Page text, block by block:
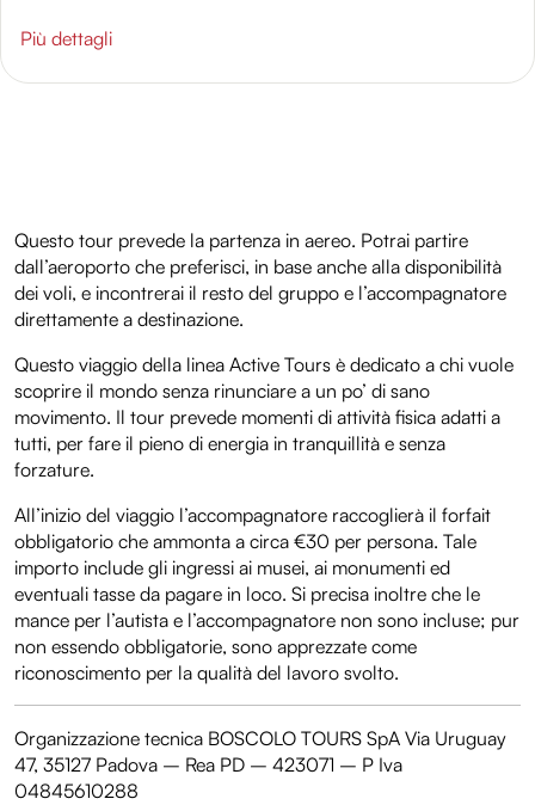
nostri partner che si occupano di analisi dei dati web,
Più dettagli
Questo tour prevede la partenza in aereo. Potrai partire
dall’aeroporto che preferisci, in base anche alla disponibilità
dei voli, e incontrerai il resto del gruppo e l’accompagnatore
direttamente a destinazione.
Questo viaggio della linea Active Tours è dedicato a chi vuole
scoprire il mondo senza rinunciare a un po’ di sano
movimento. Il tour prevede momenti di attività fisica adatti a
tutti, per fare il pieno di energia in tranquillità e senza
forzature.
All’inizio del viaggio l’accompagnatore raccoglierà il forfait
obbligatorio che ammonta a circa €30 per persona. Tale
importo include gli ingressi ai musei, ai monumenti ed
eventuali tasse da pagare in loco. Si precisa inoltre che le
mance per l’autista e l’accompagnatore non sono incluse; pur
non essendo obbligatorie, sono apprezzate come
riconoscimento per la qualità del lavoro svolto.
Organizzazione tecnica BOSCOLO TOURS SpA Via Uruguay
47, 35127 Padova – Rea PD – 423071 – P Iva
04845610288